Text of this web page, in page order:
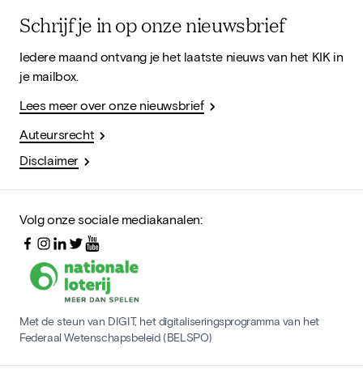
Schrijf je in op onze nieuwsbrief
Iedere maand ontvang je het laatste nieuws van het KIK in
je mailbox.
Lees meer over onze nieuwsbrief
Auteursrecht
Disclaimer
Volg onze sociale mediakanalen:
Met de steun van DIGIT, het digitaliseringsprogramma van het
Federaal Wetenschapsbeleid (BELSPO)